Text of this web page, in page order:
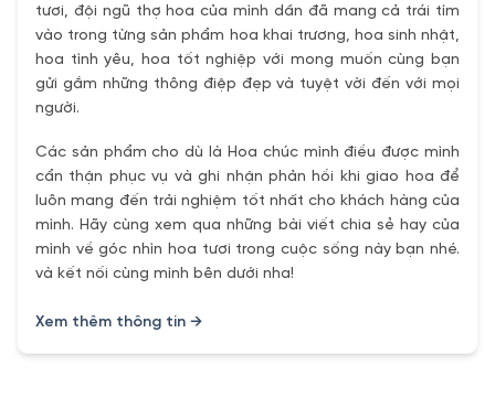
tươi, đội ngũ thợ hoa của mình dần đã mang cả trái tím
vào trong từng sản phẩm hoa khai trương, hoa sinh nhật,
hoa tình yêu, hoa tốt nghiệp với mong muốn cùng bạn
gửi gắm những thông điệp đẹp và tuyệt vời đến với mọi
người.
Các sản phẩm cho dù là Hoa chúc mình điều được mình
cẩn thận phục vụ và ghi nhận phản hồi khi giao hoa để
luôn mang đến trải nghiệm tốt nhất cho khách hàng của
mình. Hãy cùng xem qua những bài viết chia sẻ hay của
mình về góc nhìn hoa tươi trong cuộc sống này bạn nhé.
và kết nối cùng mình bên dưới nha!
Xem thêm thông tin →